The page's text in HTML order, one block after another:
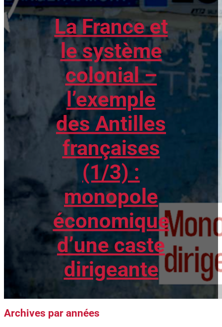
La France et
le système
colonial –
l’exemple
des Antilles
françaises
(1/3) :
monopole
économique
d’une caste
dirigeante
Archives par années